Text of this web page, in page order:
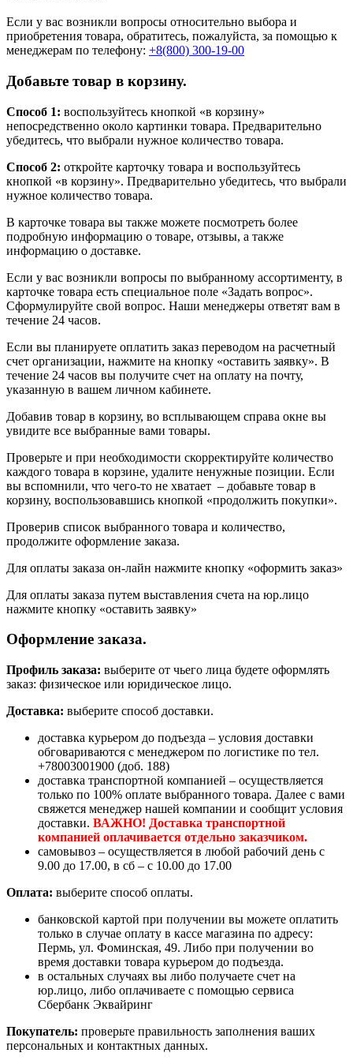
Если у вас возникли вопросы относительно выбора и
приобретения товара, обратитесь, пожалуйста, за помощью к
менеджерам по телефону: +8(800) 300-19-00
Добавьте товар в корзину.
Способ 1: воспользуйтесь кнопкой «в корзину»
непосредственно около картинки товара. Предварительно
убедитесь, что выбрали нужное количество товара.
Способ 2: откройте карточку товара и воспользуйтесь
кнопкой «в корзину». Предварительно убедитесь, что выбрали
нужное количество товара.
В карточке товара вы также можете посмотреть более
подробную информацию о товаре, отзывы, а также
информацию о доставке.
Если у вас возникли вопросы по выбранному ассортименту, в
карточке товара есть специальное поле «Задать вопрос».
Сформулируйте свой вопрос. Наши менеджеры ответят вам в
течение 24 часов.
Если вы планируете оплатить заказ переводом на расчетный
счет организации, нажмите на кнопку «оставить заявку». В
течение 24 часов вы получите счет на оплату на почту,
указанную в вашем личном кабинете.
Добавив товар в корзину, во всплывающем справа окне вы
увидите все выбранные вами товары.
Проверьте и при необходимости скорректируйте количество
каждого товара в корзине, удалите ненужные позиции. Если
вы вспомнили, что чего-то не хватает – добавьте товар в
корзину, воспользовавшись кнопкой «продолжить покупки».
Проверив список выбранного товара и количество,
продолжите оформление заказа.
Для оплаты заказа он-лайн нажмите кнопку «оформить заказ»
Для оплаты заказа путем выставления счета на юр.лицо
нажмите кнопку «оставить заявку»
Оформление заказа.
Профиль заказа: выберите от чьего лица будете оформлять
заказ: физическое или юридическое лицо.
Доставка: выберите способ доставки.
доставка курьером до подъезда – условия доставки
обговариваются с менеджером по логистике по тел.
+78003001900 (доб. 188)
доставка транспортной компанией – осуществляется
только по 100% оплате выбранного товара. Далее с вами
свяжется менеджер нашей компании и сообщит условия
доставки. ВАЖНО! Доставка транспортной
компанией оплачивается отдельно заказчиком.
самовывоз – осуществляется в любой рабочий день с
9.00 до 17.00, в сб – с 10.00 до 17.00
Оплата: выберите способ оплаты.
банковской картой при получении вы можете оплатить
только в случае оплату в кассе магазина по адресу:
Пермь, ул. Фоминская, 49. Либо при получении во
время доставки товара курьером до подъезда.
в остальных случаях вы либо получаете счет на
юр.лицо, либо оплачиваете с помощью сервиса
Сбербанк Эквайринг
Покупатель: проверьте правильность заполнения ваших
персональных и контактных данных.